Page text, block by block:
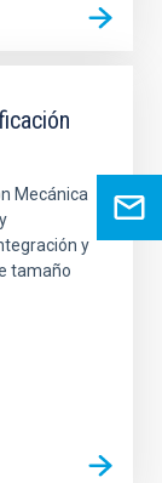
Mecánica
y
tamaño